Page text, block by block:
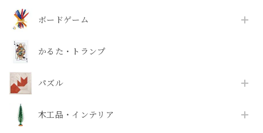
ボードゲーム
かるた・トランプ
パズル
木工品・インテリア